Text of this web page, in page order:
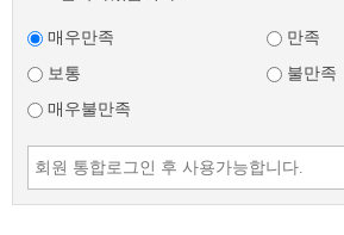
매우만족
만족
보통
불만족
매우불만족